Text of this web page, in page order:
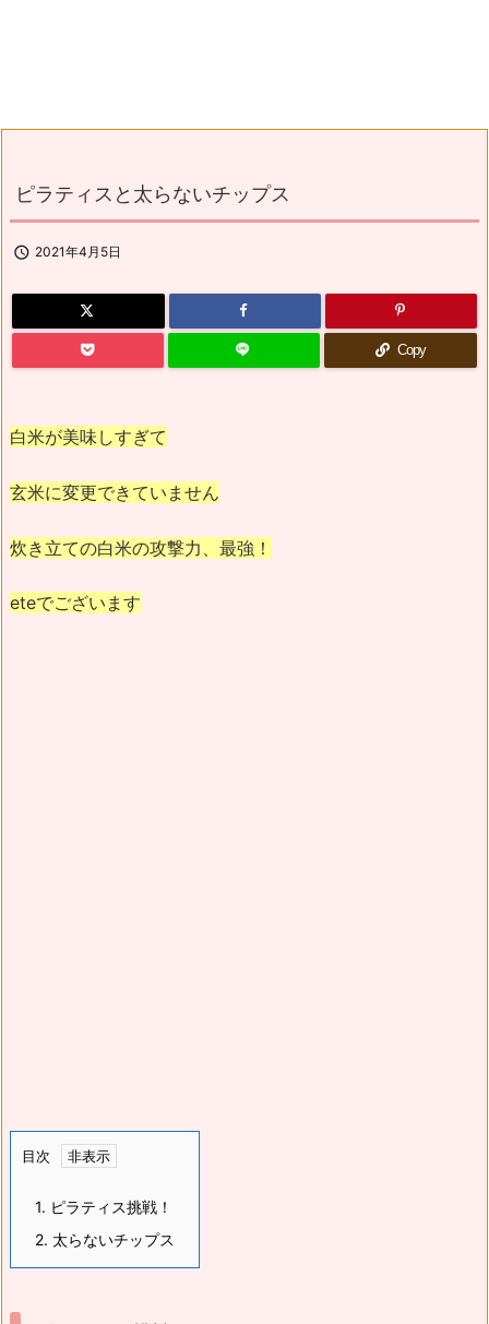
ピラティスと太らないチップス
 2021年4月5日
Copy
白米が美味しすぎて
玄米に変更できていません
炊き立ての白米の攻撃力、最強！
eteでございます
目次
1. ピラティス挑戦！
2. 太らないチップス